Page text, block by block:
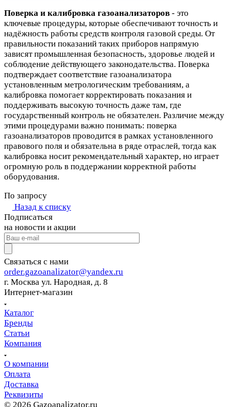
Поверка и калибровка газоанализаторов - это
ключевые процедуры, которые обеспечивают точность и
надёжность работы средств контроля газовой среды. От
правильности показаний таких приборов напрямую
зависят промышленная безопасность, здоровье людей и
соблюдение действующего законодательства. Поверка
подтверждает соответствие газоанализатора
установленным метрологическим требованиям, а
калибровка помогает корректировать показания и
поддерживать высокую точность даже там, где
государственный контроль не обязателен. Различие между
этими процедурами важно понимать: поверка
газоанализаторов проводится в рамках установленного
правового поля и обязательна в ряде отраслей, тогда как
калибровка носит рекомендательный характер, но играет
огромную роль в поддержании корректной работы
оборудования.
По запросу
Назад к списку
Подписаться
на новости и акции
Связаться с нами
order.gazoanalizator@yandex.ru
г. Москва ул. Народная, д. 8
Интернет-магазин
Каталог
Бренды
Статьи
Компания
О компании
Оплата
Доставка
Реквизиты
© 2026 Gazoanalizator.ru